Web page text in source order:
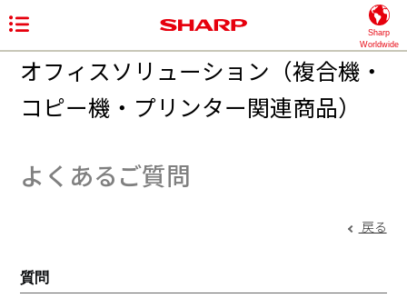
Sharp
Worldwide
オフィスソリューション（複合機・
コピー機・プリンター関連商品）
よくあるご質問
戻る
質問